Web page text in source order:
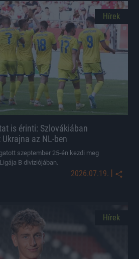
Hírek
is érinti: Szlovákiában
az NL-ben
szeptember 25-én kezdi meg
B divíziójában.
2026.07.19. |
Hírek